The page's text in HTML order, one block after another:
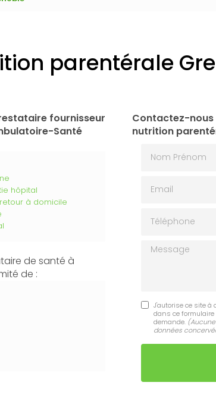
parentérale
fournisseur
Santé
hôpital
à domicile
de santé à
de :
Contactez-nous
nutrition
Message
J'autorise ce site
dans ce
demande.
données